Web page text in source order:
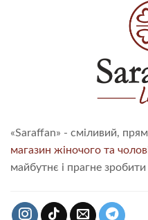
«Saraffan» - сміливий,
магазин жіночого та
майбутнє і прагне